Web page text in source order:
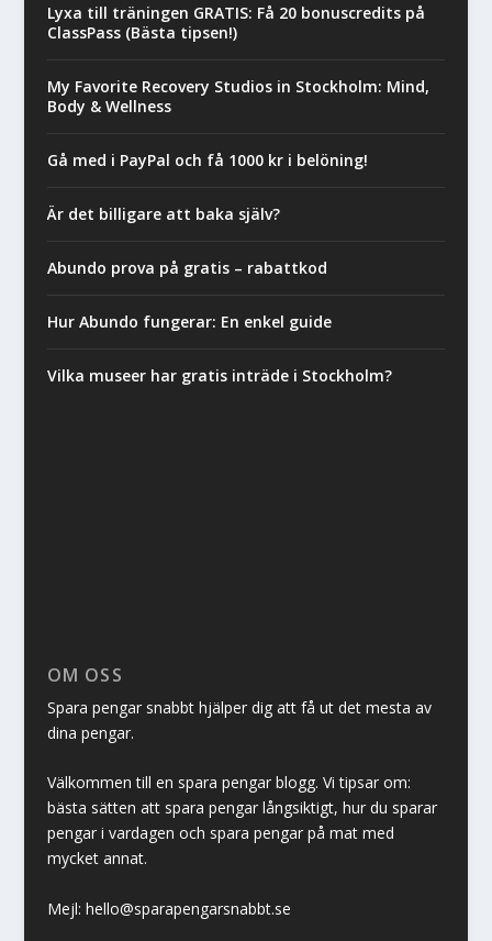
Lyxa till träningen GRATIS: Få 20 bonuscredits på
ClassPass (Bästa tipsen!)
My Favorite Recovery Studios in Stockholm: Mind,
Body & Wellness
Gå med i PayPal och få 1000 kr i belöning!
Är det billigare att baka själv?
Abundo prova på gratis – rabattkod
Hur Abundo fungerar: En enkel guide
Vilka museer har gratis inträde i Stockholm?
OM OSS
Spara pengar snabbt hjälper dig att få ut det mesta av
dina pengar.
Välkommen till en spara pengar blogg. Vi tipsar om:
bästa sätten att spara pengar långsiktigt, hur du sparar
pengar i vardagen och spara pengar på mat med
mycket annat.
Mejl: hello@sparapengarsnabbt.se